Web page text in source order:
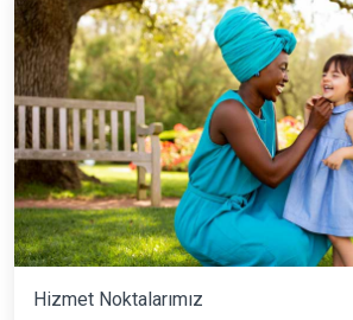
Hizmet Noktalarımız